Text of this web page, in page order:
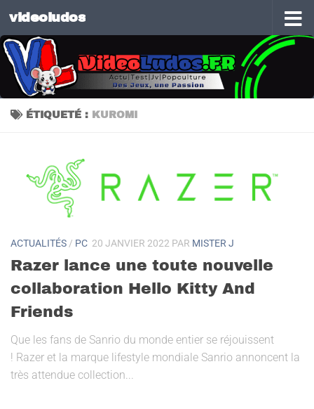
Skip to content
videoludos
ÉTIQUETÉ : KUROMI
ACTUALITÉS / PC 20 JANVIER 2022 PAR MISTER J
Razer lance une toute nouvelle
collaboration Hello Kitty And
Friends
Que les fans de Sanrio du monde entier se réjouissent
! Razer et la marque lifestyle mondiale Sanrio annoncent la
très attendue collection...